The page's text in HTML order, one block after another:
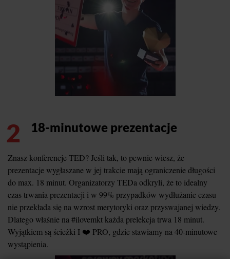
2 18-minutowe prezentacje
Znasz konferencje TED? Jeśli tak, to pewnie wiesz, że
prezentacje wygłaszane w jej trakcie mają ograniczenie długości
do max. 18 minut. Organizatorzy TEDa odkryli, że to idealny
czas trwania prezentacji i w 99% przypadków wydłużanie czasu
nie przekłada się na wzrost merytoryki oraz przyswajanej wiedzy.
Dlatego właśnie na #ilovemkt każda prelekcja trwa 18 minut.
Wyjątkiem są ścieżki I ❤️ PRO, gdzie stawiamy na 40-minutowe
wystąpienia.